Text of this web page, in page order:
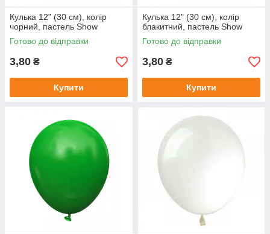
Кулька 12" (30 см), колір
чорний, пастель Show
Готово до відправки
3,80 ₴
Купити
Кулька 12" (30 см), колір
блакитний, пастель Show
Готово до відправки
3,80 ₴
Купити